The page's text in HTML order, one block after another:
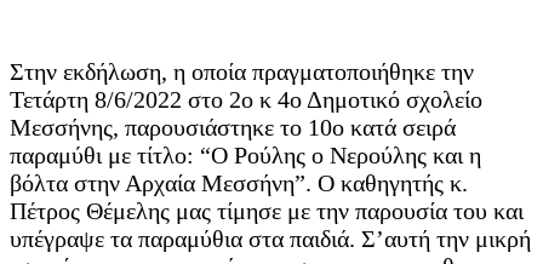
Στην εκδήλωση, η οποία πραγματοποιήθηκε την
Τετάρτη 8/6/2022 στο 2ο κ 4ο Δημοτικό σχολείο
Μεσσήνης, παρουσιάστηκε το 10ο κατά σειρά
παραμύθι με τίτλο: “Ο Ρούλης ο Νερούλης και η
βόλτα στην Αρχαία Μεσσήνη”. Ο καθηγητής κ.
Πέτρος Θέμελης μας τίμησε με την παρουσία του και
υπέγραψε τα παραμύθια στα παιδιά. Σ’αυτή την μικρή